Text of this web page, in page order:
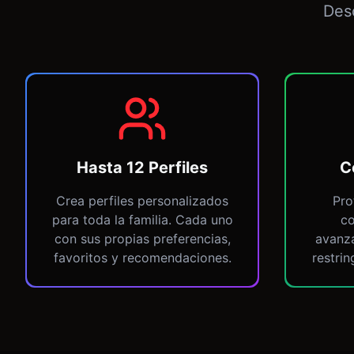
Hasta 12 Perfiles
Crea perfiles personalizados
para toda la familia. Cada uno
con sus propias preferencias,
favoritos y recomendaciones.